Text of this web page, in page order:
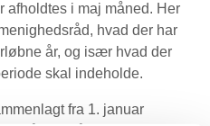
afholdtes i maj måned. Her
hvad der har
år, og især hvad der
skal indeholde.
fra 1. januar